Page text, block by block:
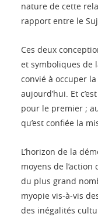
nature de cette
rapport entre le
Ces deux
et symboliques de
convié à occuper
aujourd’hui. Et
pour le premier ;
qu’est confiée la
L’horizon de la
moyens de
du plus grand
myopie vis-à-vis
des inégalités